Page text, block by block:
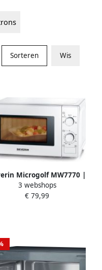
tot grotere
van Severin magnetrons
wensen past.
Sorteren Wis
Microgolf MW7770 |
Microgolfovens |
Keuken&Koken
3 webshops
€ 79,99